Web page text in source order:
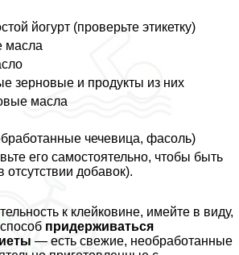
йогурт (проверьте этикетку)
масла
зерновые и продукты из них
масла
чечевица, фасоль)
его самостоятельно, чтобы быть
добавок).
к клейковине, имейте в виду,
придерживаться
— есть свежие, необработанные